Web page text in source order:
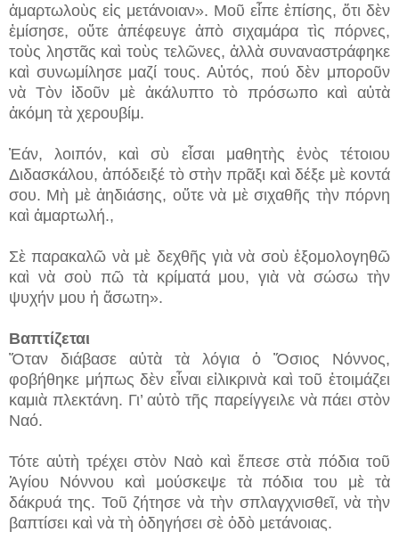
ἁμαρτωλοὺς εἰς μετάνοιαν». Μοῦ εἶπε ἐπίσης, ὅτι δὲν
ἐμίσησε, οὔτε ἀπέφευγε ἀπὸ σιχαμάρα τὶς πόρνες,
τοὺς ληστᾶς καὶ τοὺς τελῶνες, ἀλλὰ συναναστράφηκε
καὶ συνωμίλησε μαζί τους. Αὐτός, πού δὲν μποροῦν
νὰ Τὸν ἰδοῦν μὲ ἀκάλυπτο τὸ πρόσωπο καὶ αὐτὰ
ἀκόμη τὰ χερουβίμ.
Ἐάν, λοιπόν, καὶ σὺ εἶσαι μαθητὴς ἑνὸς τέτοιου
Διδασκάλου, ἀπόδειξέ τὸ στὴν πρᾶξι καὶ δέξε μὲ κοντά
σου. Μὴ μὲ ἀηδιάσης, οὔτε νὰ μὲ σιχαθῆς τὴν πόρνη
καὶ ἁμαρτωλή.,
Σὲ παρακαλῶ νὰ μὲ δεχθῆς γιὰ νὰ σοὺ ἐξομολογηθῶ
καὶ νὰ σοὺ πῶ τὰ κρίματά μου, γιὰ νὰ σώσω τὴν
ψυχήν μου ἡ ἄσωτη».
Βαπτίζεται
Ὅταν διάβασε αὐτὰ τὰ λόγια ὁ Ὅσιος Νόννος,
φοβήθηκε μήπως δὲν εἶναι εἰλικρινὰ καὶ τοῦ ἑτοιμάζει
καμιὰ πλεκτάνη. Γι’ αὐτὸ τῆς παρείγγειλε νὰ πάει στὸν
Ναό.
Τότε αὐτὴ τρέχει στὸν Ναὸ καὶ ἔπεσε στὰ πόδια τοῦ
Ἁγίου Νόννου καὶ μούσκεψε τὰ πόδια του μὲ τὰ
δάκρυά της. Τοῦ ζήτησε νὰ τὴν σπλαγχνισθεῖ, νὰ τὴν
βαπτίσει καὶ νὰ τὴ ὁδηγήσει σὲ ὁδὸ μετάνοιας.